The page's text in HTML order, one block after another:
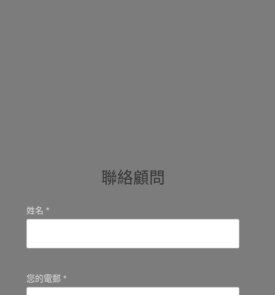
聯絡顧問
姓名 *
您的電郵 *